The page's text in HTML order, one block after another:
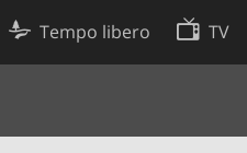
Tempo libero TV
Preferenze cookie